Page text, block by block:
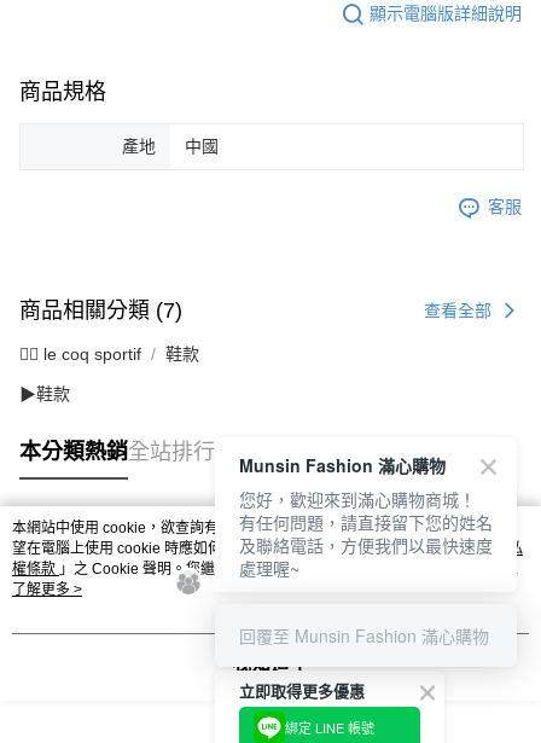
顯示電腦版詳細說明
商品規格
產地 中國
客服
商品相關分類 (7) 查看全部
🚴‍♂️ le coq sportif 鞋款
▶鞋款
本分類熱銷全站排行
熱門標籤
本網站中使用 cookie，欲查詢有關本網站使用 cookie 方式之詳情，及若您不希
望在電腦上使用 cookie 時應如何變更電腦的 cookie 設定，請參閱本網站「
隱私
權條款 」之 Cookie 聲明。您繼續使用本網站即表示您同意本公司得按本網站使
用條款之 Cookie 聲明使用 cookie。
了解更多 >
我知道了
立即取得更多優惠
綁定 LINE 帳號
Munsin Fashion 滿心購物
您好，歡迎來到滿心購物商城！
有任何問題，請直接留下您的姓名
及聯絡電話，方便我們以最快速度
處理喔~
回覆至 Munsin Fashion 滿心購物